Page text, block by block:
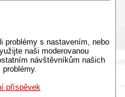
problémy s nastavením, nebo
naši moderovanou
návštěvníkům našich
příspěvek